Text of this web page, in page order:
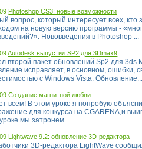
Photoshop CS3: новые возможности
вопрос, который интересует всех, кто
на новую версию программы -
Нововведения в Photoshop ...
Autodesk выпустил SP2 для 3Dmax9
второй пакет обновлений Sp2 для 3ds
исправляет, в основном, ошибки,
с Windows Vista.
Создание магнитной любви
всем! В этом уроке я попробую
для конкурса на CGARENA,и
мы затронем ...
Lightwave 9.2: обновление 3D-редактора
3D-редактора LightWave